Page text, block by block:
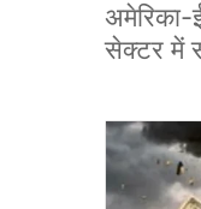
अमेरिका-
सेक्टर में